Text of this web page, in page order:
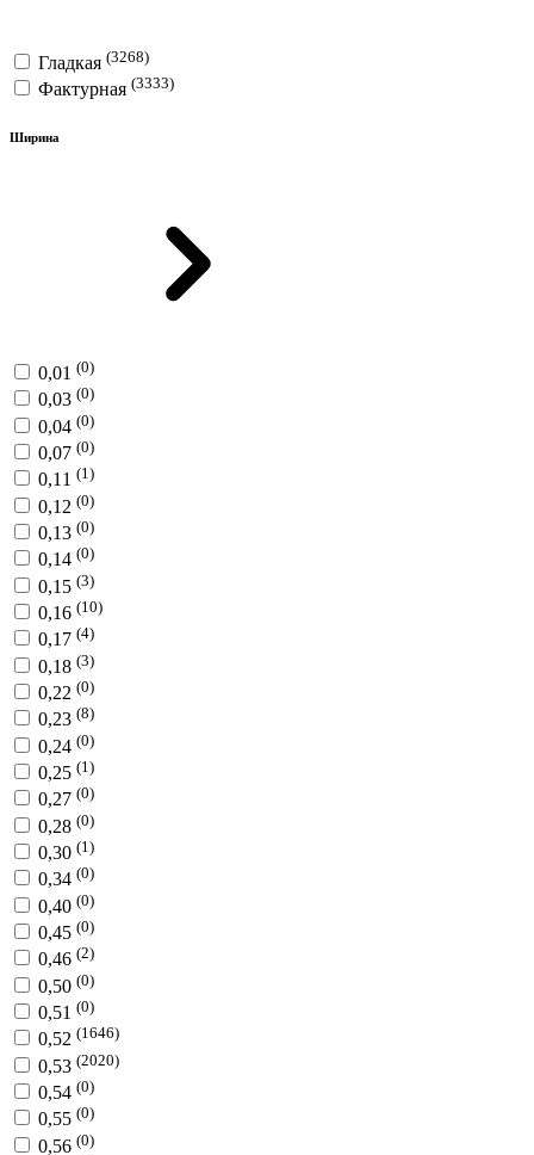
Гладкая (3268)
Фактурная (3333)
Ширина
0,01 (0)
0,03 (0)
0,04 (0)
0,07 (0)
0,11 (1)
0,12 (0)
0,13 (0)
0,14 (0)
0,15 (3)
0,16 (10)
0,17 (4)
0,18 (3)
0,22 (0)
0,23 (8)
0,24 (0)
0,25 (1)
0,27 (0)
0,28 (0)
0,30 (1)
0,34 (0)
0,40 (0)
0,45 (0)
0,46 (2)
0,50 (0)
0,51 (0)
0,52 (1646)
0,53 (2020)
0,54 (0)
0,55 (0)
0,56 (0)